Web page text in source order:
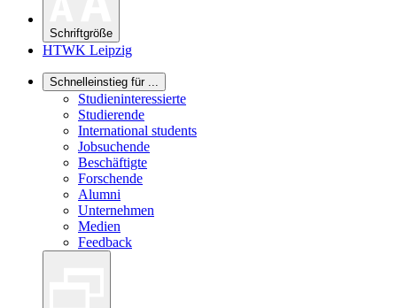
Schriftgröße
HTWK Leipzig
Schnelleinstieg für ...
Studieninteressierte
Studierende
International students
Jobsuchende
Beschäftigte
Forschende
Alumni
Unternehmen
Medien
Feedback